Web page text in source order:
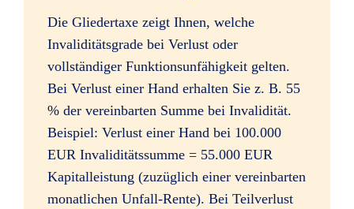
alle Impfschäden
Bewusstseinsstörungen durch
Alkoholeinfluss (beim Lenken von Kfz
bis 1,5 Promille)
Die Gliedertaxe zeigt Ihnen, welche
Invaliditätsgrade bei Verlust oder
vollständiger Funktionsunfähigkeit gelten.
Bei Verlust einer Hand erhalten Sie z. B. 55
% der vereinbarten Summe bei Invalidität.
Beispiel: Verlust einer Hand bei 100.000
EUR Invaliditätssumme = 55.000 EUR
Kapitalleistung (zuzüglich einer vereinbarten
monatlichen Unfall-Rente). Bei Teilverlust